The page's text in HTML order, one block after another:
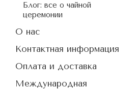
Блог: все о чайной
церемонии
О нас
Контактная информация
Оплата и доставка
Международная